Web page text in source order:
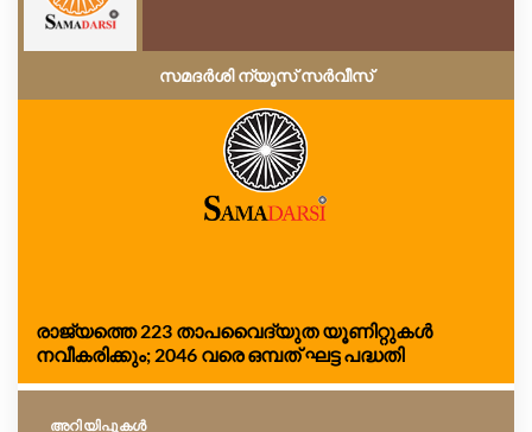
സമദർശി ന്യൂസ് സർവീസ്
രാജ്യത്തെ 223 താപവൈദ്യുത യൂണിറ്റുകൾ
നവീകരിക്കും; 2046 വരെ ഒമ്പത് ഘട്ട പദ്ധതി
അറിയിപ്പുകള്‍